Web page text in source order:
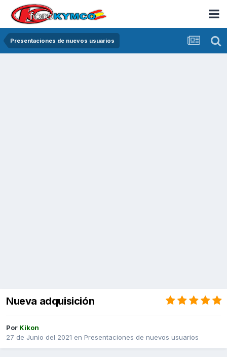
Presentaciones de nuevos usuarios
Nueva adquisición
Por Kikon
27 de Junio del 2021 en Presentaciones de nuevos usuarios